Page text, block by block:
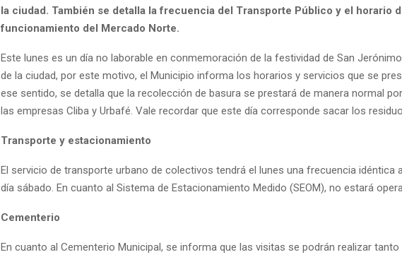
la ciudad. También se detalla la frecuencia del Transporte Público y el horario
funcionamiento del Mercado Norte.
Este lunes es un día no laborable en conmemoración de la festividad de San
de la ciudad, por este motivo, el Municipio informa los horarios y servicios que se
ese sentido, se detalla que la recolección de basura se prestará de manera normal
las empresas Cliba y Urbafé. Vale recordar que este día corresponde sacar los
Transporte y estacionamiento
El servicio de transporte urbano de colectivos tendrá el lunes una frecuencia idéntica
día sábado. En cuanto al Sistema de Estacionamiento Medido (SEOM), no estará
Cementerio
En cuanto al Cementerio Municipal, se informa que las visitas se podrán realizar tanto